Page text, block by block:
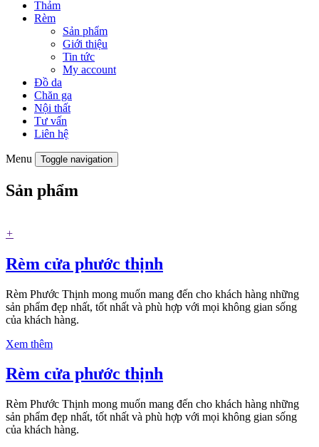
Thảm
Rèm
Sản phẩm
Giới thiệu
Tin tức
My account
Đồ da
Chăn ga
Nội thất
Tư vấn
Liên hệ
Menu Toggle navigation
Sản phẩm
+
Rèm cửa phước thịnh
Rèm Phước Thịnh mong muốn mang đến cho khách hàng những
sản phẩm đẹp nhất, tốt nhất và phù hợp với mọi không gian sống
của khách hàng.
Xem thêm
Rèm cửa phước thịnh
Rèm Phước Thịnh mong muốn mang đến cho khách hàng những
sản phẩm đẹp nhất, tốt nhất và phù hợp với mọi không gian sống
của khách hàng.